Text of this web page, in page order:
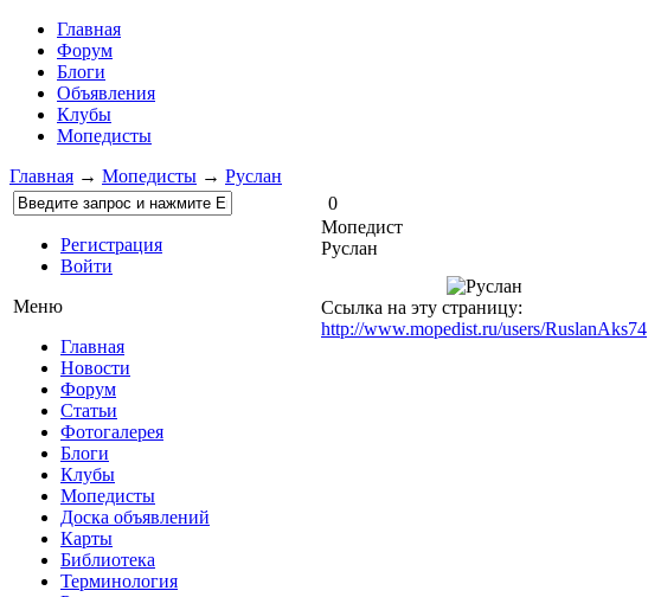
Главная
Форум
Блоги
Объявления
Клубы
Мопедисты
Главная → Мопедисты → Руслан
Регистрация
Войти
Меню
Главная
Новости
Форум
Статьи
Фотогалерея
Блоги
Клубы
Мопедисты
Доска объявлений
Карты
Библиотека
Терминология
0
Мопедист
Руслан
Ссылка на эту страницу:
http://www.mopedist.ru/users/RuslanAks74